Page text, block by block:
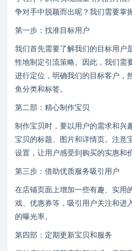
争对手中脱颖而出呢？我们需要掌
第一步：找准目标用户
我们首先需要了解我们的目标用户
性地制定引流策略。因此，我们需
进行定位，明确我们的目标客户，
鱼分类和标签。
第二部：精心制作宝贝
制作宝贝时，要以用户的需求和兴
宝贝的标题、图片和详情页。注意
设置，让用户感受到购买的实惠和
第三步：借助优质服务吸引用户
在店铺页面上增加一些有趣、实用
戏、优惠券等，吸引用户关注和进
的曝光率。
第四部：定期更新宝贝和服务